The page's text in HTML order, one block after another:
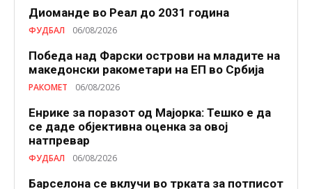
Диоманде во Реал до 2031 година
ФУДБАЛ 06/08/2026
Победа над Фарски острови на младите на
македонски ракометари на ЕП во Србија
РАКОМЕТ 06/08/2026
Енрике за поразот од Мајорка: Тешко е да
се даде објективна оценка за овој
натпревар
ФУДБАЛ 06/08/2026
Барселона се вклучи во трката за потписот